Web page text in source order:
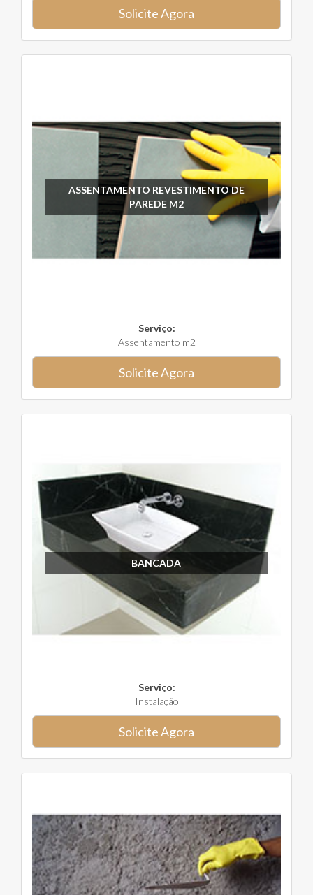
Solicite Agora
ASSENTAMENTO REVESTIMENTO DE
PAREDE M2
Serviço:
Assentamento m2
Solicite Agora
BANCADA
Serviço:
Instalação
Solicite Agora